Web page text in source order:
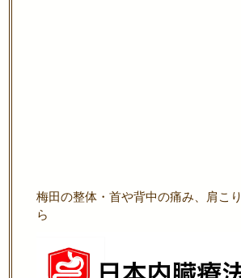
梅田の整体・首や背中の痛み、肩こ
ら